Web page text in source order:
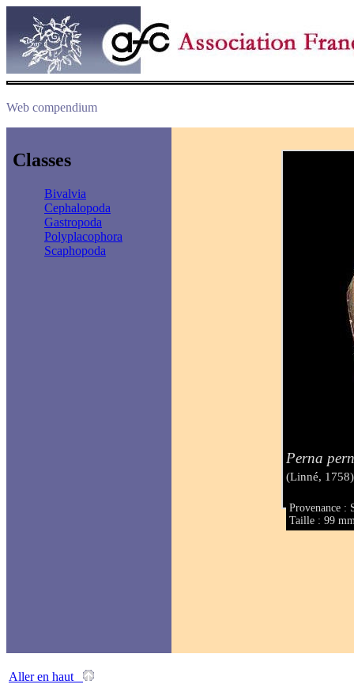
Web compendium
Classes
Bivalvia
Cephalopoda
Gastropoda
Polyplacophora
Scaphopoda
Perna
(Linné, 1758)
Provenance :
Taille : 99
Aller en haut